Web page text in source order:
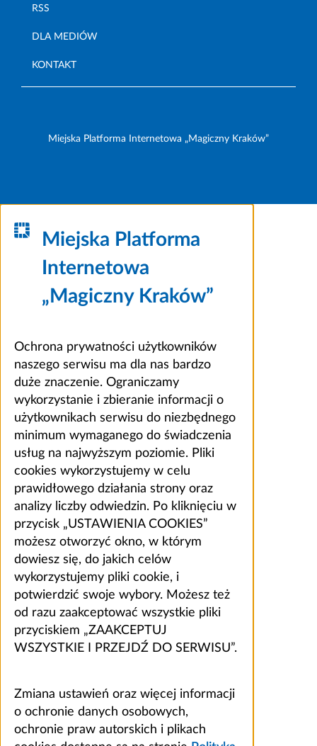
RSS
DLA MEDIÓW
KONTAKT
Miejska Platforma Internetowa „Magiczny Kraków”
Miejska Platforma
Internetowa
„Magiczny Kraków”
Ochrona prywatności użytkowników
naszego serwisu ma dla nas bardzo
duże znaczenie. Ograniczamy
wykorzystanie i zbieranie informacji o
użytkownikach serwisu do niezbędnego
minimum wymaganego do świadczenia
usług na najwyższym poziomie. Pliki
cookies wykorzystujemy w celu
prawidłowego działania strony oraz
analizy liczby odwiedzin. Po kliknięciu w
przycisk „USTAWIENIA COOKIES”
możesz otworzyć okno, w którym
dowiesz się, do jakich celów
wykorzystujemy pliki cookie, i
potwierdzić swoje wybory. Możesz też
od razu zaakceptować wszystkie pliki
przyciskiem „ZAAKCEPTUJ
WSZYSTKIE I PRZEJDŹ DO SERWISU”.
Zmiana ustawień oraz więcej informacji
o ochronie danych osobowych,
ochronie praw autorskich i plikach